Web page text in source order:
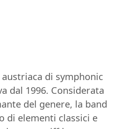
di symphonic
dal 1996. Considerata
del genere, la band
di elementi classici e